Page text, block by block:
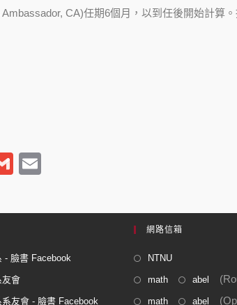
CA)任期6個月，以到任後開始計算
G
ail ail
- 臉書 Facebook
友會
友會 - 臉書 Facebook
網路信箱
NTNU
math abel
math abel